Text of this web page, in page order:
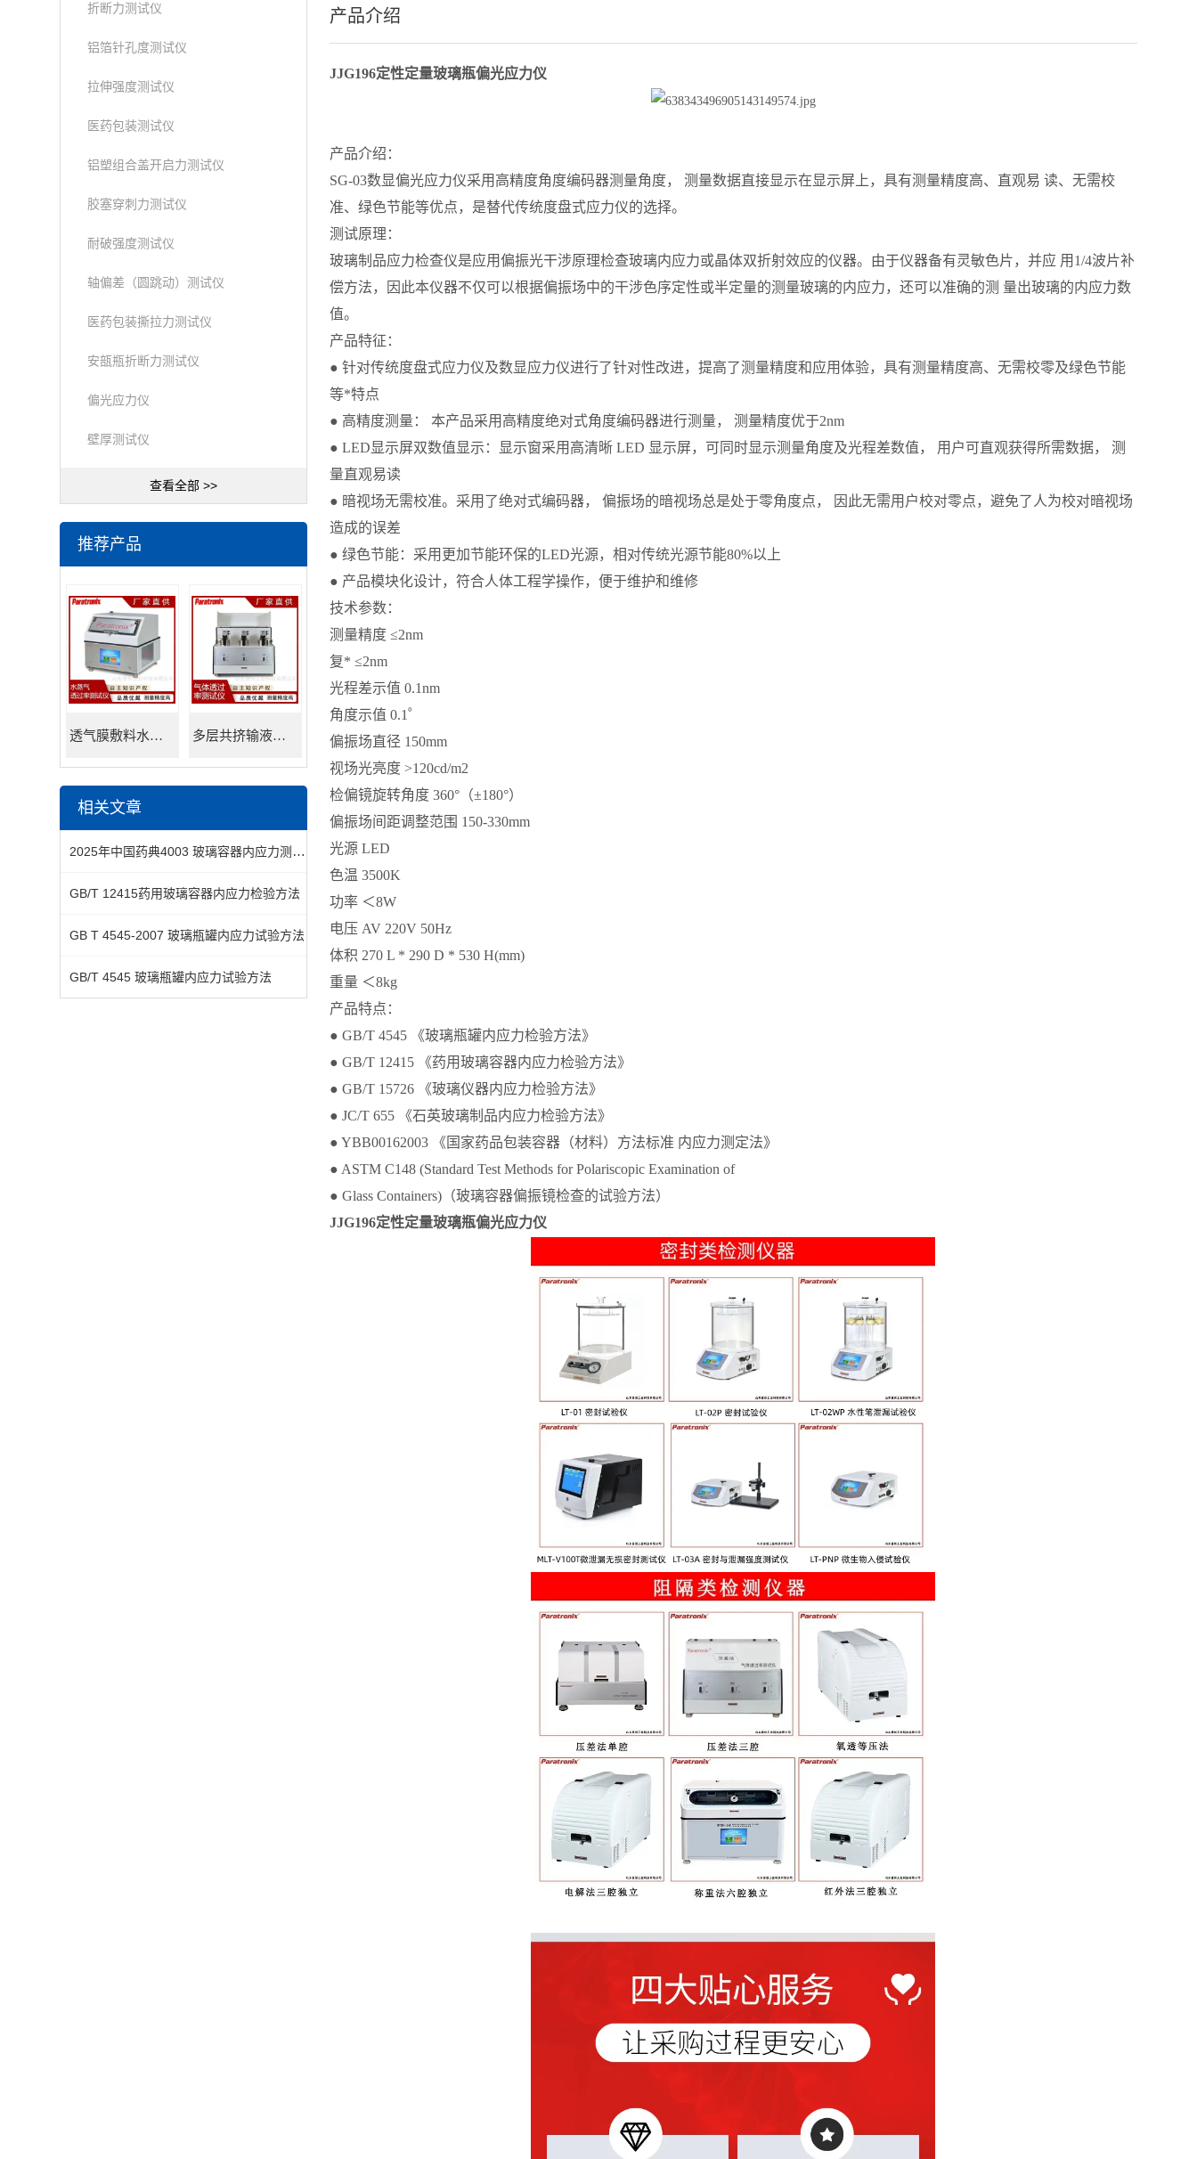
折断力测试仪
铝箔针孔度测试仪
拉伸强度测试仪
医药包装测试仪
铝塑组合盖开启力测试仪
胶塞穿刺力测试仪
耐破强度测试仪
轴偏差（圆跳动）测试仪
医药包装撕拉力测试仪
安瓿瓶折断力测试仪
偏光应力仪
壁厚测试仪
查看全部 >>
推荐产品
透气膜敷料水蒸透过率测试仪 多层共挤输液用膜氮气透过率测试仪
相关文章
2025年中国药典4003 玻璃容器内应力测定法-偏光应力仪
GB/T 12415药用玻璃容器内应力检验方法
GB T 4545-2007 玻璃瓶罐内应力试验方法
GB/T 4545 玻璃瓶罐内应力试验方法
产品介绍
JJG196定性定量玻璃瓶偏光应力仪
产品介绍：
SG-03数显偏光应力仪采用高精度角度编码器测量角度， 测量数据直接显示在显示屏上，具有测量精度高、直观易 读、无需校
准、绿色节能等优点，是替代传统度盘式应力仪的选择。
测试原理：
玻璃制品应力检查仪是应用偏振光干涉原理检查玻璃内应力或晶体双折射效应的仪器。由于仪器备有灵敏色片，并应 用1/4波片补
偿方法，因此本仪器不仅可以根据偏振场中的干涉色序定性或半定量的测量玻璃的内应力，还可以准确的测 量出玻璃的内应力数
值。
产品特征：
● 针对传统度盘式应力仪及数显应力仪进行了针对性改进，提高了测量精度和应用体验，具有测量精度高、无需校零及绿色节能
等*特点
● 高精度测量： 本产品采用高精度绝对式角度编码器进行测量， 测量精度优于2nm
● LED显示屏双数值显示：显示窗采用高清晰 LED 显示屏，可同时显示测量角度及光程差数值， 用户可直观获得所需数据， 测
量直观易读
● 暗视场无需校准。采用了绝对式编码器， 偏振场的暗视场总是处于零角度点， 因此无需用户校对零点，避免了人为校对暗视场
造成的误差
● 绿色节能：采用更加节能环保的LED光源，相对传统光源节能80%以上
● 产品模块化设计，符合人体工程学操作，便于维护和维修
技术参数：
测量精度 ≤2nm
复* ≤2nm
光程差示值 0.1nm
角度示值 0.1゜
偏振场直径 150mm
视场光亮度 >120cd/m2
检偏镜旋转角度 360°（±180°）
偏振场间距调整范围 150-330mm
光源 LED
色温 3500K
功率 ＜8W
电压 AV 220V 50Hz
体积 270 L * 290 D * 530 H(mm)
重量 ＜8kg
产品特点：
● GB/T 4545 《玻璃瓶罐内应力检验方法》
● GB/T 12415 《药用玻璃容器内应力检验方法》
● GB/T 15726 《玻璃仪器内应力检验方法》
● JC/T 655 《石英玻璃制品内应力检验方法》
● YBB00162003 《国家药品包装容器（材料）方法标准 内应力测定法》
● ASTM C148 (Standard Test Methods for Polariscopic Examination of
● Glass Containers)（玻璃容器偏振镜检查的试验方法）
JJG196定性定量玻璃瓶偏光应力仪